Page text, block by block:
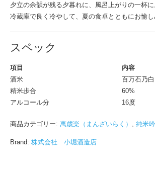
夕立の余韻が残る夕暮れに、風呂上がりの一杯に
冷蔵庫で良く冷やして、夏の食卓とともにお愉し
スペック
項目
内容
酒米
百万石乃白
精米歩合
60%
アルコール分
16度
商品カテゴリー: 萬歳楽（まんざいらく） 純米
Brand: 株式会社 小堀酒造店